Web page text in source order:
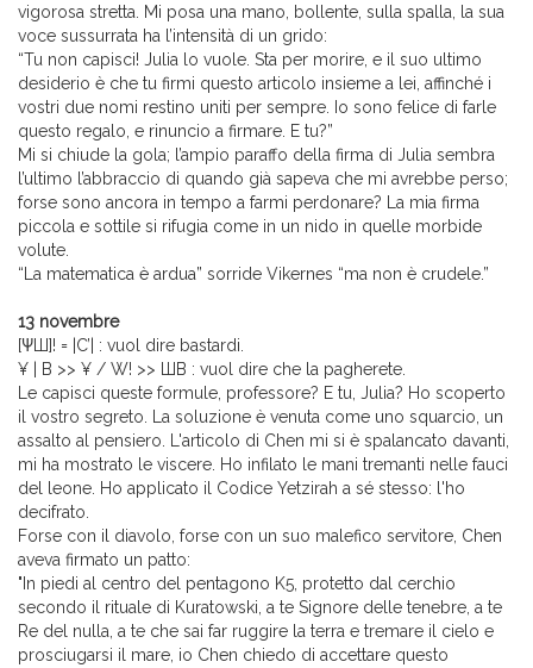
vigorosa stretta. Mi posa una mano, bollente, sulla spalla, la sua
voce sussurrata ha l’intensità di un grido:
“Tu non capisci! Julia lo vuole. Sta per morire, e il suo ultimo
desiderio è che tu firmi questo articolo insieme a lei, affinché i
vostri due nomi restino uniti per sempre. Io sono felice di farle
questo regalo, e rinuncio a firmare. E tu?”
Mi si chiude la gola; l’ampio paraffo della firma di Julia sembra
l’ultimo l’abbraccio di quando già sapeva che mi avrebbe perso;
forse sono ancora in tempo a farmi perdonare? La mia firma
piccola e sottile si rifugia come in un nido in quelle morbide
volute.
“La matematica è ardua” sorride Vikernes “ma non è crudele.”
13 novembre
[ΨШ]! = |C’| : vuol dire bastardi.
¥ | B >> ¥ / W! >> ШB : vuol dire che la pagherete.
Le capisci queste formule, professore? E tu, Julia? Ho scoperto
il vostro segreto. La soluzione è venuta come uno squarcio, un
assalto al pensiero. L'articolo di Chen mi si è spalancato davanti,
mi ha mostrato le viscere. Ho infilato le mani tremanti nelle fauci
del leone. Ho applicato il Codice Yetzirah a sé stesso: l'ho
decifrato.
Forse con il diavolo, forse con un suo malefico servitore, Chen
aveva firmato un patto:
"In piedi al centro del pentagono K5, protetto dal cerchio
secondo il rituale di Kuratowski, a te Signore delle tenebre, a te
Re del nulla, a te che sai far ruggire la terra e tremare il cielo e
prosciugarsi il mare, io Chen chiedo di accettare questo